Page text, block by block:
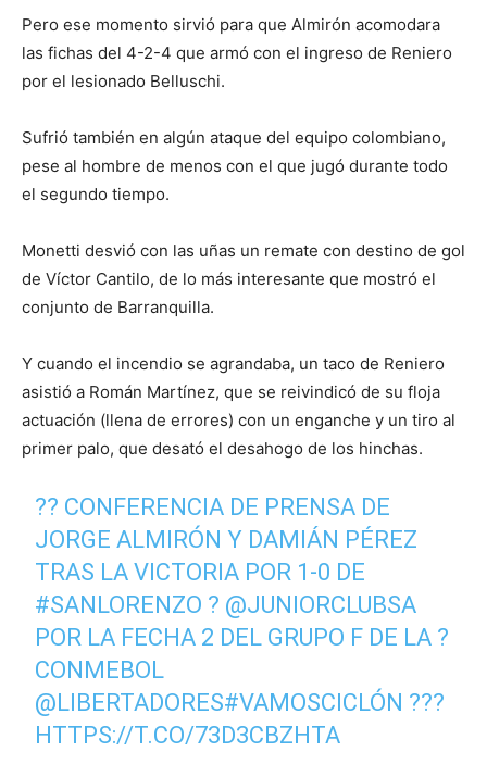
Pero ese momento sirvió para que Almirón acomodara
las fichas del 4-2-4 que armó con el ingreso de Reniero
por el lesionado Belluschi.
Sufrió también en algún ataque del equipo colombiano,
pese al hombre de menos con el que jugó durante todo
el segundo tiempo.
Monetti desvió con las uñas un remate con destino de gol
de Víctor Cantilo, de lo más interesante que mostró el
conjunto de Barranquilla.
Y cuando el incendio se agrandaba, un taco de Reniero
asistió a Román Martínez, que se reivindicó de su floja
actuación (llena de errores) con un enganche y un tiro al
primer palo, que desató el desahogo de los hinchas.
??️ CONFERENCIA DE PRENSA DE
JORGE ALMIRÓN Y DAMIÁN PÉREZ
TRAS LA VICTORIA POR 1-0 DE
#SANLORENZO ? @JUNIORCLUBSA
POR LA FECHA 2 DEL GRUPO F DE LA ?
CONMEBOL
@LIBERTADORES#VAMOSCICLÓN ???
HTTPS://T.CO/73D3CBZHTA